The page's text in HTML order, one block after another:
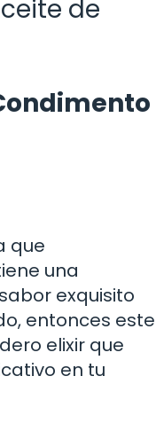
de
que
una
exquisito
entonces este
elixir que
en tu